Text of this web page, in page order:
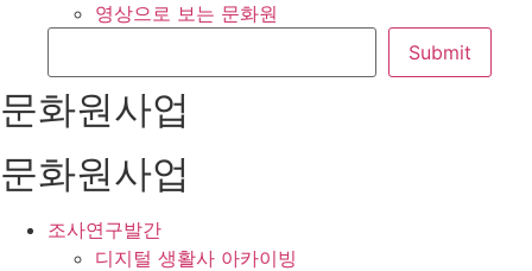
영상으로 보는 문화원
문화원사업
문화원사업
조사연구발간
디지털 생활사 아카이빙